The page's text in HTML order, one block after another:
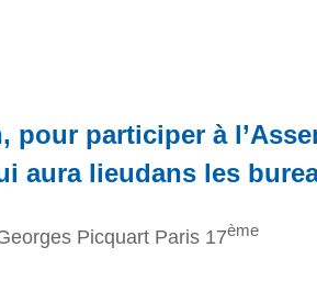
, pour participer à
aura lieudans les
Picquart Paris 17ème